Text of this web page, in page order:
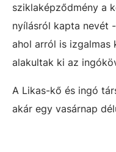
sziklaképződmény a
nyílásról kapta nevét
ahol arról is izgalmas
alakultak ki az
A Likas-kő és ingó
akár egy vasárnap